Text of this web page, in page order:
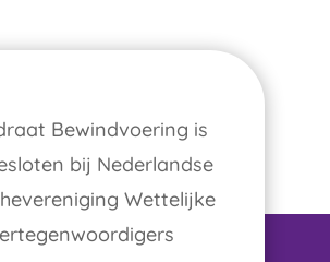
Bewindvoering is
bij Nederlandse
Wettelijke